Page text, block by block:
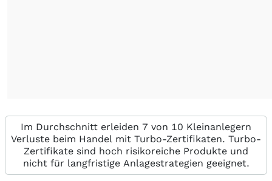
Im Durchschnitt erleiden 7 von 10 Kleinanlegern
Verluste beim Handel mit Turbo-Zertifikaten. Turbo-
Zertifikate sind hoch risikoreiche Produkte und
nicht für langfristige Anlagestrategien geeignet.